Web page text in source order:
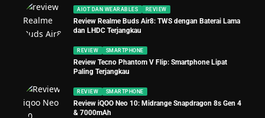
AIOT DAN WEARABLES REVIEW
Review Realme Buds Air8: TWS dengan Baterai Lama
dan LHDC Terjangkau
REVIEW SMARTPHONE
Review Tecno Phantom V Flip: Smartphone Lipat
Paling Terjangkau
REVIEW SMARTPHONE
Review iQOO Neo 10: Midrange Snapdragon 8s Gen 4
& 7000mAh